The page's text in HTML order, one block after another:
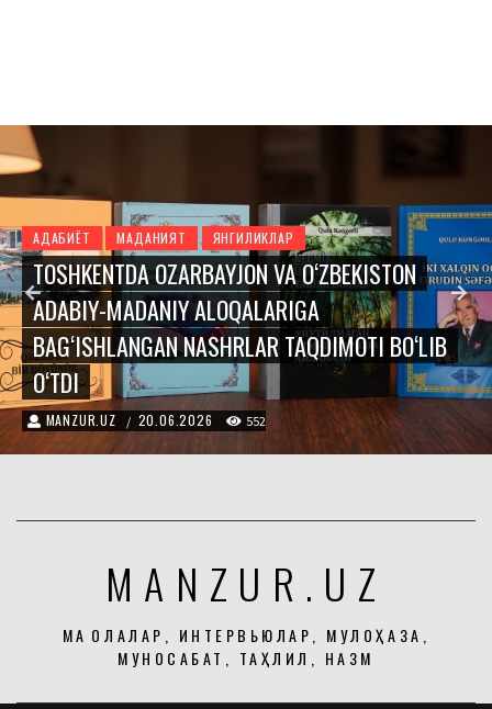
ЭВРИКА
В ТАШКЕНТЕ СОСТОЯЛАСЬ ПРЕЗЕНТАЦИЯ
ИЗДАНИЙ, ПОСВЯЩЁННЫХ АЗЕРБАЙДЖАНО-
УЗБЕКСКИМ ЛИТЕРАТУРНО-КУЛЬТУРНЫМ
СВЯЗЯМ
MANZUR.UZ / 20.06.2026 225
MANZUR.UZ
МАҚОЛАЛАР, ИНТЕРВЬЮЛАР, МУЛОҲАЗА,
МУНОСАБАТ, ТАҲЛИЛ, НАЗМ